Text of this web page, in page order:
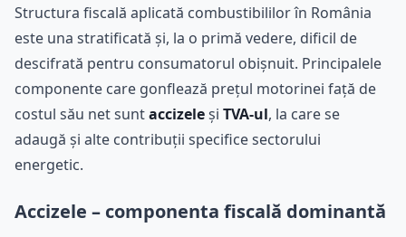
Structura fiscală aplicată combustibililor în România
este una stratificată și, la o primă vedere, dificil de
descifrată pentru consumatorul obișnuit. Principalele
componente care gonflează prețul motorinei față de
costul său net suntaccizeleși TVA-ul, la care se
adaugă și alte contribuții specifice sectorului
energetic.
Accizele – componenta fiscală dominantă